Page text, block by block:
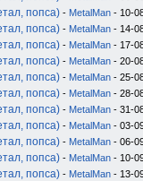
попса) - MetalMan - 10-
попса) - MetalMan - 14-
попса) - MetalMan - 17-
попса) - MetalMan - 20-
попса) - MetalMan - 25-
попса) - MetalMan - 28-
попса) - MetalMan - 31-
попса) - MetalMan - 03-
попса) - MetalMan - 06-
попса) - MetalMan - 10-
попса) - MetalMan - 13-